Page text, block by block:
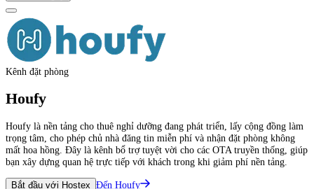
Kênh đặt phòng
Houfy
Houfy là nền tảng cho thuê nghỉ dưỡng đang phát triển, lấy cộng đồng làm
trọng tâm, cho phép chủ nhà đăng tin miễn phí và nhận đặt phòng không
mất hoa hồng. Đây là kênh bổ trợ tuyệt vời cho các OTA truyền thống, giúp
bạn xây dựng quan hệ trực tiếp với khách trong khi giảm phí nền tảng.
Bắt đầu với Hostex Đến Houfy